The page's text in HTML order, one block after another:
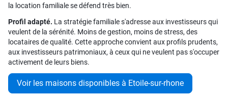
la location familiale se défend très bien.
Profil adapté. La stratégie familiale s'adresse aux investisseurs qui
veulent de la sérénité. Moins de gestion, moins de stress, des
locataires de qualité. Cette approche convient aux profils prudents,
aux investisseurs patrimoniaux, à ceux qui ne veulent pas s'occuper
activement de leurs biens.
Voir les maisons disponibles à Etoile-sur-rhone